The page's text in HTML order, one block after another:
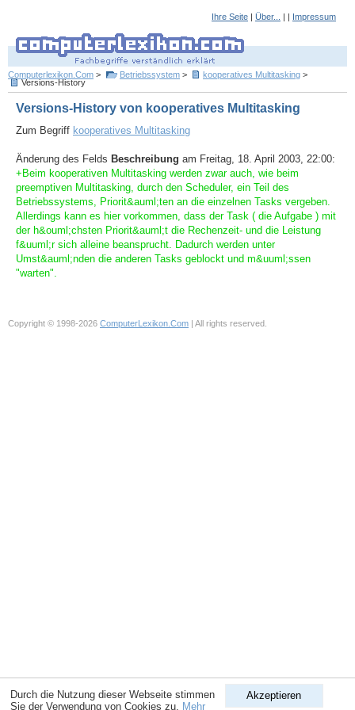
Ihre Seite | Über... | | Impressum
Computerlexikon.Com > Betriebssystem > kooperatives Multitasking >
Versions-History
Versions-History von kooperatives Multitasking
Zum Begriff kooperatives Multitasking
Änderung des Felds Beschreibung am Freitag, 18. April 2003, 22:00:
+Beim kooperativen Multitasking werden zwar auch, wie beim
preemptiven Multitasking, durch den Scheduler, ein Teil des
Betriebssystems, Priorit&auml;ten an die einzelnen Tasks vergeben.
Allerdings kann es hier vorkommen, dass der Task ( die Aufgabe ) mit
der h&ouml;chsten Priorit&auml;t die Rechenzeit- und die Leistung
f&uuml;r sich alleine beansprucht. Dadurch werden unter
Umst&auml;nden die anderen Tasks geblockt und m&uuml;ssen
"warten".
Akzeptieren
Durch die Nutzung dieser Webseite stimmen
Sie der Verwendung von Cookies zu. Mehr
Copyright © 1998-2026 ComputerLexikon.Com | All rights reserved.